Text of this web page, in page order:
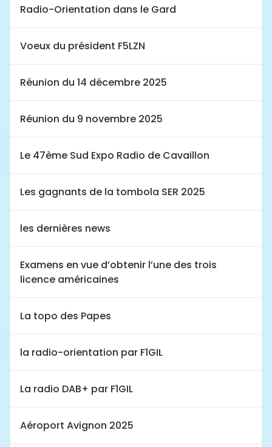
Radio-Orientation dans le Gard
Voeux du président F5LZN
Réunion du 14 décembre 2025
Réunion du 9 novembre 2025
Le 47ème Sud Expo Radio de Cavaillon
Les gagnants de la tombola SER 2025
les dernières news
Examens en vue d’obtenir l’une des trois
licence américaines
La topo des Papes
la radio-orientation par F1GIL
La radio DAB+ par F1GIL
Aéroport Avignon 2025